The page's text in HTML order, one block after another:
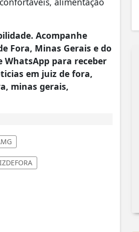
Acompanhe
Fora, Minas Gerais e do
para receber
em juiz de fora,
minas gerais,